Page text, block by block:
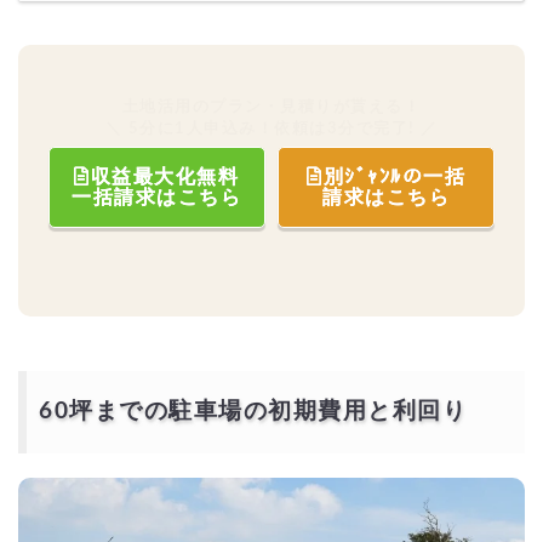
収益最大化無料
一括請求はこちら
別ｼﾞｬﾝﾙの一括
請求はこちら
60坪までの駐車場の初期費用と利回り